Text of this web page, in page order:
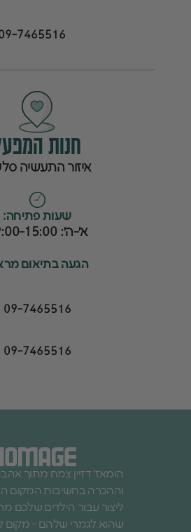
7465516
חנות
איזור התעשיה
שעות פתיחה:
א׳-ה׳: 09:00-15:00
הגעה בתיאום
09-7465516
09-7465516
הומאז׳ דזיין צמח מתוך
וההכרה בחשיבות המקום
ליצור עבור הילדים שלכם
שהוא לגמרי שלהם - מקום